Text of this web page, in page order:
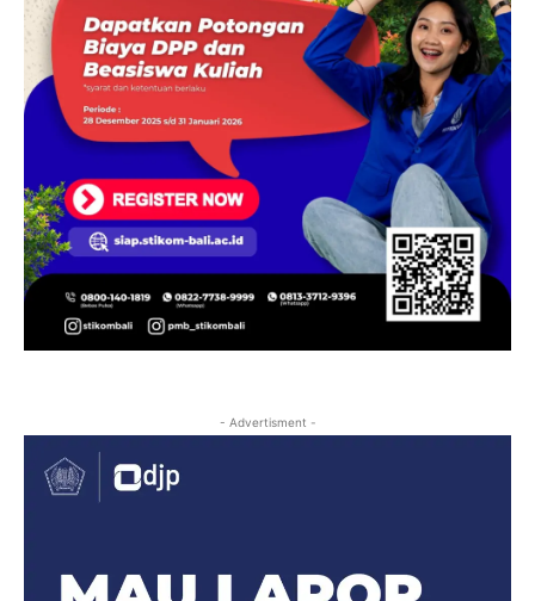
- Advertisment -